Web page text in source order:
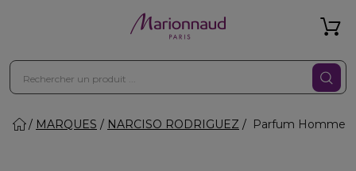
MARQUES NARCISO RODRIGUEZ Parfum Homme